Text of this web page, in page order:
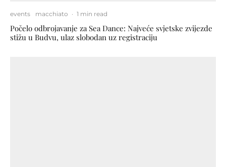
events macchiato · 1 min read
Počelo odbrojavanje za Sea Dance: Najveće svjetske zvijezde
stižu u Budvu, ulaz slobodan uz registraciju